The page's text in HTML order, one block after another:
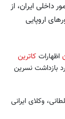
داخلی ایران، از
اروپایی
اظهارات کاترین
بازداشت نسرین
وکلای ایرانی